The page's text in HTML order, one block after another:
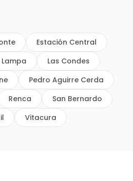
Estación Central
Lampa
Las Condes
Pedro Aguirre Cerda
Renca
San Bernardo
Vitacura